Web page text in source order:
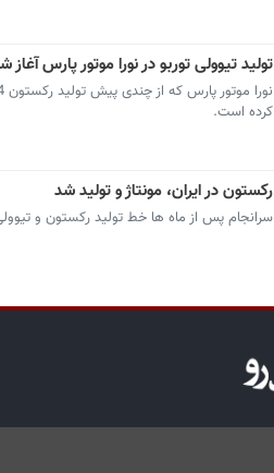
تولید تیوولی توربو در نورا موتور پارس آغاز
کرده است.
رکستون در ایران، مونتاژ و تولید شد
سرانجام پس از ماه ها خط تولید رکستون و